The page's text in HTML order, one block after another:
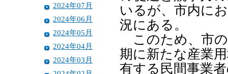
2024年07月
2024年06月
2024年05月
2024年04月
2024年03月
いるが、市内に
況にある。
このため、市
期に新たな産業
有する民間事業